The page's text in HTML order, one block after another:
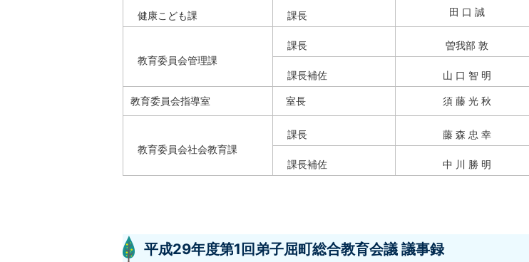
健康こども課 課長 田 口 誠
教育委員会管理課
課長 曽我部 敦
課長補佐 山 口 智 明
教育委員会指導室 室長 須 藤 光 秋
教育委員会社会教育課
課長 藤 森 忠 幸
課長補佐 中 川 勝 明
平成29年度第1回弟子屈町総合教育会議 議事録